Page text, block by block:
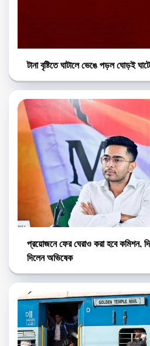
টানা বৃষ্টিতে ঘাটালে ভেঙে পড়ল ঘোড়ই
প্রয়োজনে ফের ঘেরাও করা হবে কমিশন,
দিলেন অভিষেক